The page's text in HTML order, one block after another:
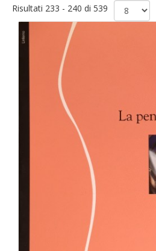
Risultati 233 - 240 di 539